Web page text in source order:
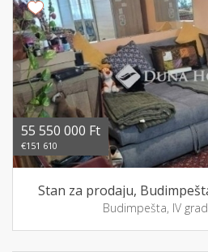
55 550 000 Ft
€151 610
Stan za prodaju,
Budimpešta, IV